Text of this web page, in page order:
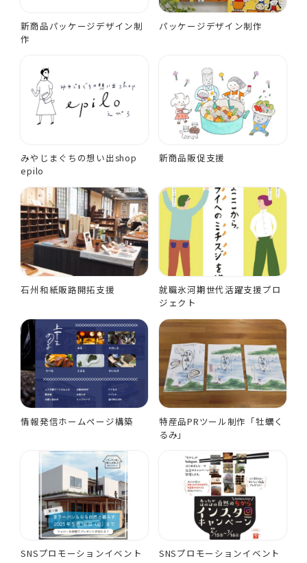
新商品パッケージデザイン制
作
パッケージデザイン制作
みやじまぐちの想い出shop
epilo
新商品販促支援
石州和紙販路開拓支援
就職氷河期世代活躍支援プロ
ジェクト
情報発信ホームページ構築
特産品PRツール制作「牡蠣く
るみ」
SNSプロモーションイベント SNSプロモーションイベント